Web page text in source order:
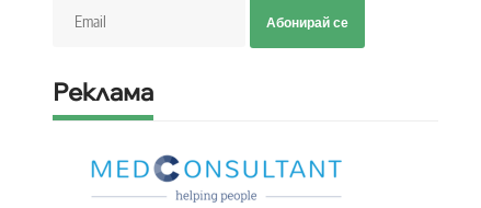
Абонирай се
Реклама